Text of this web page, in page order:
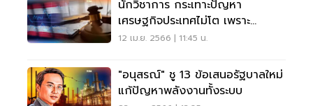
นักวิชาการ กระเทาะปัญหา
เศรษฐกิจประเทศไม่โต เพราะ
อุปสรรคจากรัฐ
12 เม.ย. 2566 | 11:45 น.
"อนุสรณ์" ชู 13 ข้อเสนอรัฐบาลใหม่
แก้ปัญหาพลังงานทั้งระบบ